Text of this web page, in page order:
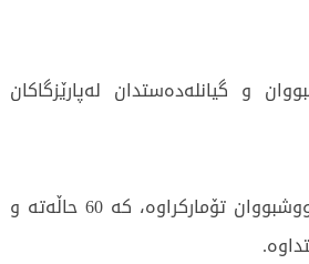
و گیانلەدەستدان لەپارێزگاکان
زیقار: زۆرترین ژمارەی تووشبووان تۆمارکراوە، کە 60 حاڵەتە و